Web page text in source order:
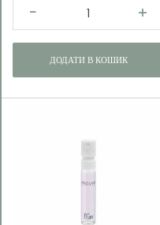
ДОДАТИ В КОШИК
Для